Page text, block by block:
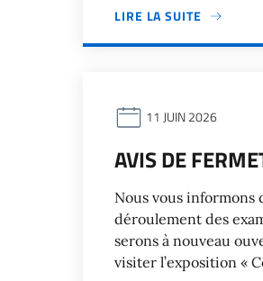
LIRE LA SUITE
11 JUIN 2026
AVIS DE
Nous vous informons
déroulement des
serons à nouveau
visiter l’exposition «